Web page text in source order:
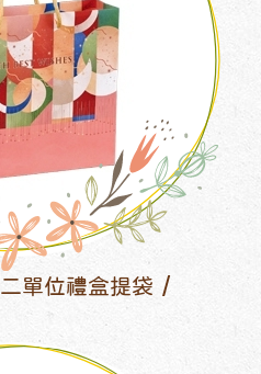
單位禮盒提袋